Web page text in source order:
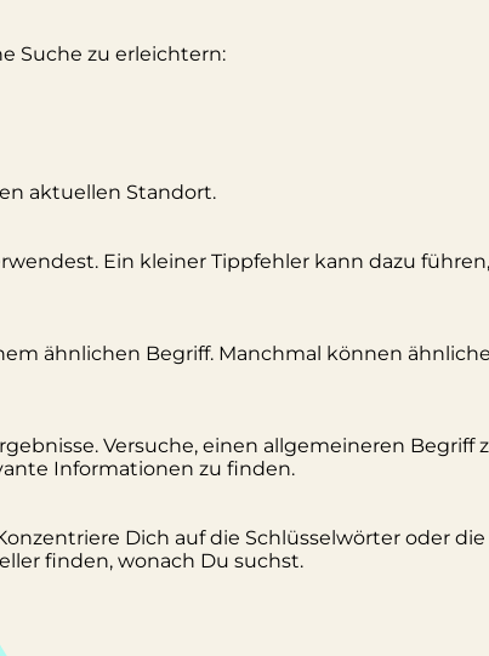
Suche zu erleichtern:
aktuellen Standort.
Ein kleiner Tippfehler kann dazu
ähnlichen Begriff. Manchmal können
Versuche, einen allgemeineren Begriff
Informationen zu finden.
Dich auf die Schlüsselwörter oder
finden, wonach Du suchst.